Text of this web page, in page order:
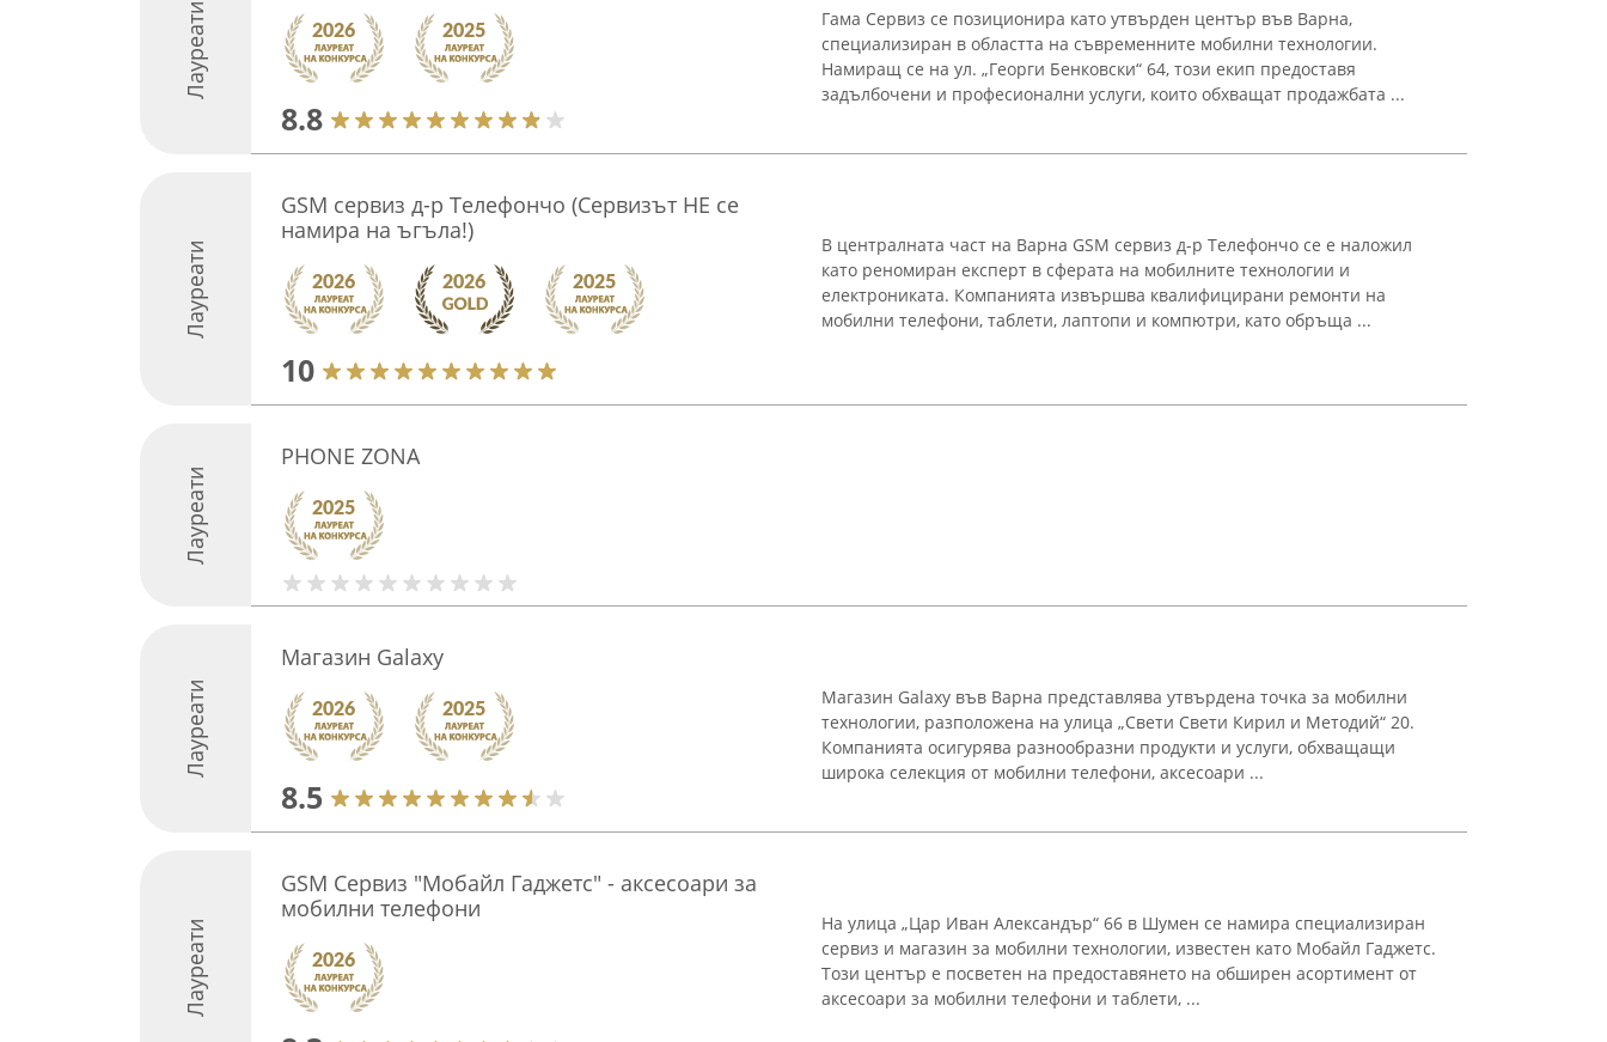
Лауреати
8.8
Гама Сервиз се позиционира като утвърден център във Варна,
специализиран в областта на съвременните мобилни технологии.
Намиращ се на ул. „Георги Бенковски“ 64, този екип предоставя
задълбочени и професионални услуги, които обхващат продажбата ...
Лауреати
GSM сервиз д-р Телефончо (Сервизът НЕ се
намира на ъгъла!)
10
В централната част на Варна GSM сервиз д-р Телефончо се е наложил
като реномиран експерт в сферата на мобилните технологии и
електрониката. Компанията извършва квалифицирани ремонти на
мобилни телефони, таблети, лаптопи и компютри, като обръща ...
Лауреати
PHONE ZONA
Лауреати
Магазин Galaxy
8.5
Магазин Galaxy във Варна представлява утвърдена точка за мобилни
технологии, разположена на улица „Свети Свети Кирил и Методий“ 20.
Компанията осигурява разнообразни продукти и услуги, обхващащи
широка селекция от мобилни телефони, аксесоари ...
Лауреати
GSM Сервиз "Мобайл Гаджетс" - аксесоари за
мобилни телефони
На улица „Цар Иван Александър“ 66 в Шумен се намира специализиран
сервиз и магазин за мобилни технологии, известен като Мобайл Гаджетс.
Този център е посветен на предоставянето на обширен асортимент от
аксесоари за мобилни телефони и таблети, ...